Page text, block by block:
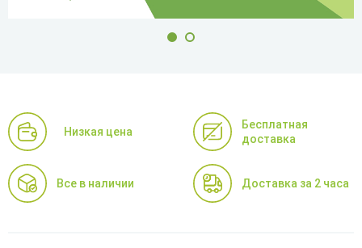
Низкая цена
Бесплатная
доставка
Все в наличии Доставка за 2 часа